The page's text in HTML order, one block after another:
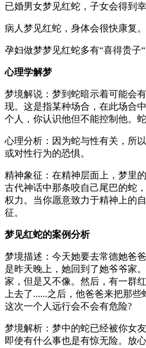
已婚男女梦见红蛇，子女会得到幸
病人梦见红蛇，身体会很快康复
孕妇做梦梦见红蛇多有“喜得贵子“
心理学解梦
梦境解说：梦到蛇暗示着可能会
现。这是指某种场合，在此场合
个人，你认识他但不能控制他。
心理分析：因为蛇与性有关，所
或对性行为的恐惧。
精神象征：在精神层面上，梦里
古代神话中那条咬自己尾巴的蛇
权力。当你愿意致力于精神上的
征。
梦见红蛇的案例分析
梦境描述：今天她要去常德她爸
是昨天晚上，她回到了她爷爷家
家，但是又不像。然后，有一群
上去了......之后，他爸爸来把那
这次一个人远行会不会有危险?
梦境解析：梦中的蛇已经被你女
即使有什么事也是有惊无险。放